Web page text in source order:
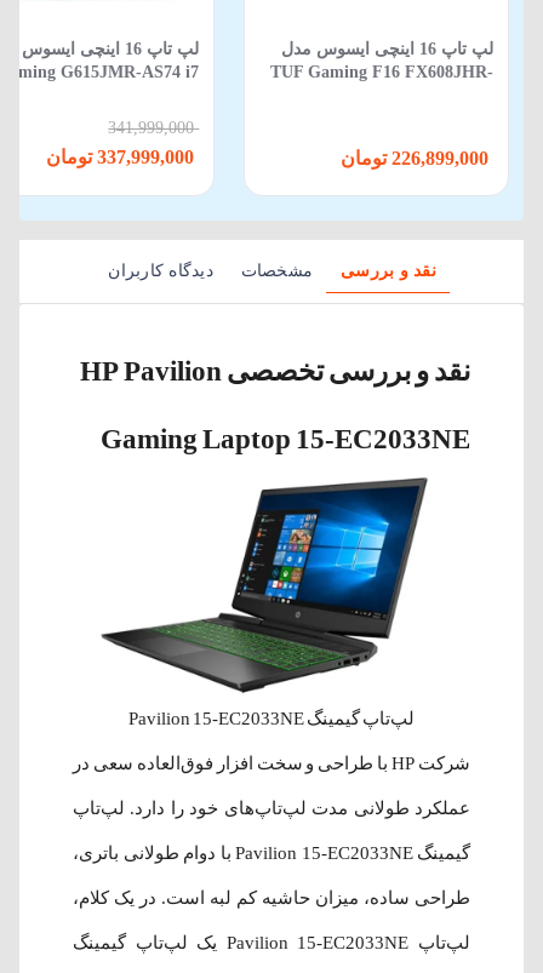
لپ تاپ 16 اینچی ایسوس مدل
TUF Gaming F16 FX608JHR-
لپ‌ تاپ 16 اینچی ایسوس
G615JMR-AS74 i7
RTX5060-WIN 11
341,999,000
نقد و بررسی مشخصات دیدگاه کاربران
نقد و بررسی تخصصی HP Pavilion
Gaming Laptop 15-EC2033NE
لپ‌تاپ گیمینگ Pavilion 15-EC2033NE
شرکت HP با طراحی و سخت افزار فوق‌العاده سعی در
عملکرد طولانی مدت لپ‌تاپ‌های خود را دارد. لپ‌تاپ
گیمینگ Pavilion 15-EC2033NE با دوام طولانی باتری،
طراحی ساده، میزان حاشیه کم لبه است. در یک کلام،
لپ‌تاپ Pavilion 15-EC2033NE یک لپ‌تاپ گیمینگ